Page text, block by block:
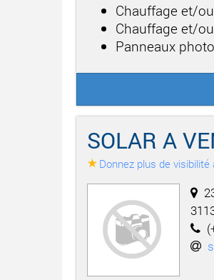
Chauffage et/
Chauffage et/
Panneaux
SOLAR A
Donnez plus de